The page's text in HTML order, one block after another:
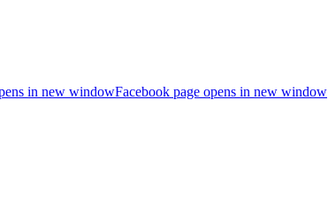
in new windowFacebook page opens in new window